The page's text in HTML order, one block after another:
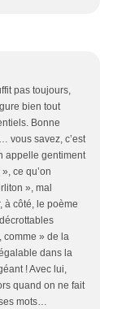
pas toujours,
bien tout
Bonne
vous savez, c’est
appelle gentiment
ce qu’on
», mal
à côté, le poème
comme » de la
dans la
! Avec lui,
quand on ne fait
mots…